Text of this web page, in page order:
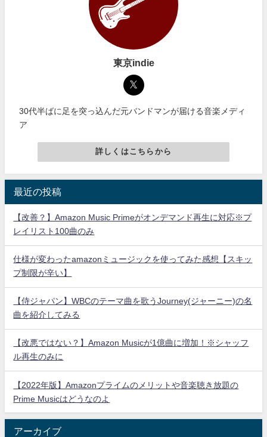
東京indie
30代半ばに足を突っ込んだ元バンドマンが届ける音楽メディ
ア
詳しくはこちらから
最近の投稿
【改善？】Amazon Music Primeがオンデマンド再生に対応※プ
レイリスト100曲のみ
仕様が変わったamazonミュージックを使ってみた感想【スキッ
プ制限が辛い】
【侍ジャパン】WBCのテーマ曲を歌うJourney(ジャーニー)の名
曲を紹介してみる
【改悪ではない？】Amazon Musicが1億曲に増加！※シャッフ
ル再生のみに
【2022年版】Amazonプライムのメリットや音楽聴き放題の
Prime Musicはどうなのよ
アーカイブ